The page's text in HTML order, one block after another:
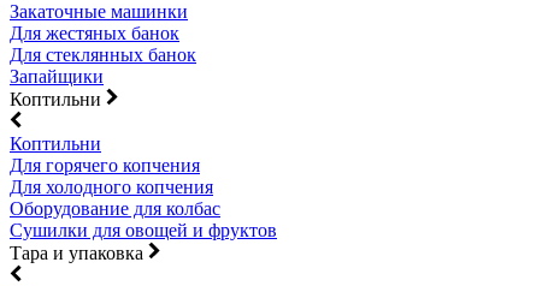
Закаточные машинки
Для жестяных банок
Для стеклянных банок
Запайщики
Коптильни
Коптильни
Для горячего копчения
Для холодного копчения
Оборудование для колбас
Сушилки для овощей и фруктов
Тара и упаковка